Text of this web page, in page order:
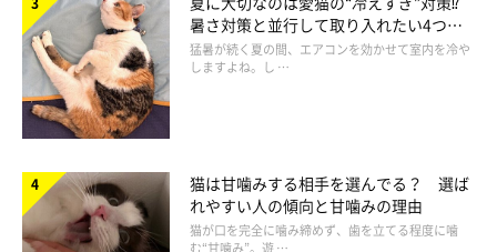
@leechann0809
暑さ対策と並行して取り入れたい4つの
工夫
猛暑が続く夏の間、エアコンを効かせて室内を冷や
しますよね。し …
猫は甘噛みする相手を選んでる？ 選ば
れやすい人の傾向と甘噛みの理由
猫が口を完全に噛み締めず、歯を立てる程度に噛
む“甘噛み”。遊 …